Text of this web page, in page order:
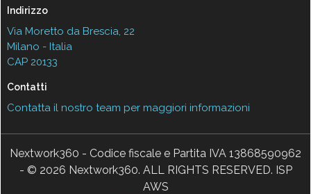
Indirizzo
Via Moretto da Brescia, 22
Milano - Italia
CAP 20133
Contatti
Contatta il nostro team per maggiori informazioni
Nextwork360 - Codice fiscale e Partita IVA 13868590962
- © 2026 Nextwork360. ALL RIGHTS RESERVED. ISP
AWS